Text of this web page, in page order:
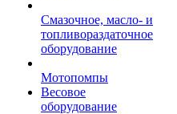
Смазочное, масло- и
топливораздаточное
оборудование
Мотопомпы
Весовое
оборудование